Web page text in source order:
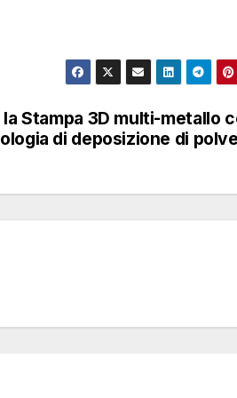
Stampa 3D multi-metallo
di deposizione di